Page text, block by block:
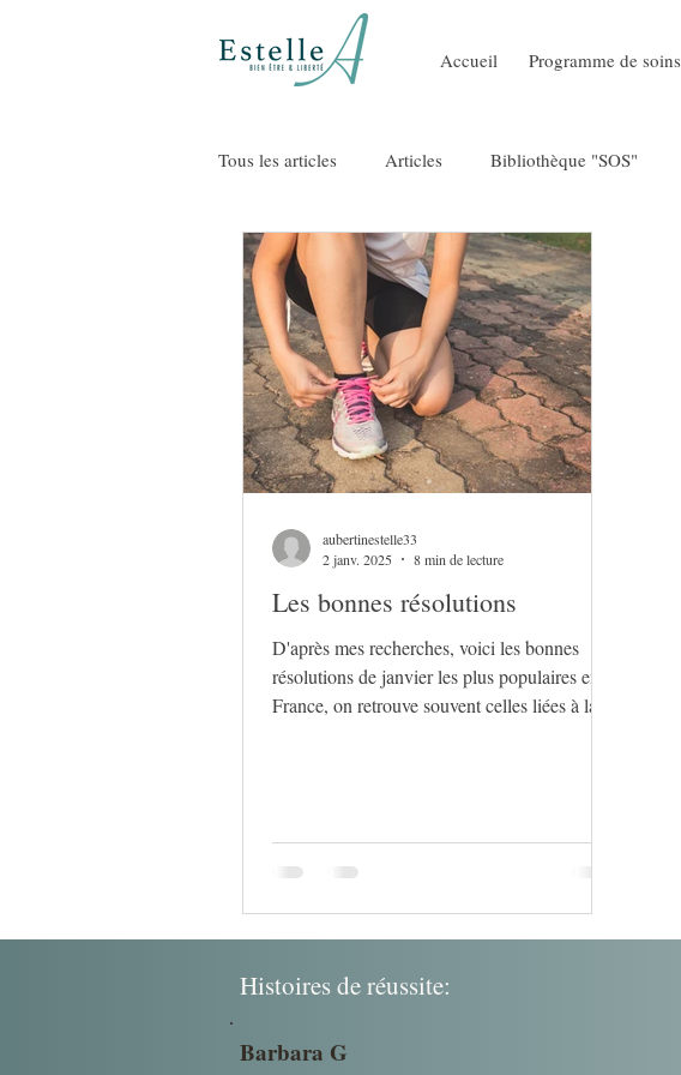
Accueil Programme de soins
Tous les articles Articles Bibliothèque "SOS"
Les bonnes résolutions
D'après mes recherches, voici les bonnes
résolutions de janvier les plus populaires en
France, on retrouve souvent celles liées à la
aubertinestelle33
2 janv. 2025
8 min de lecture
Histoires de réussite:
Barbara G